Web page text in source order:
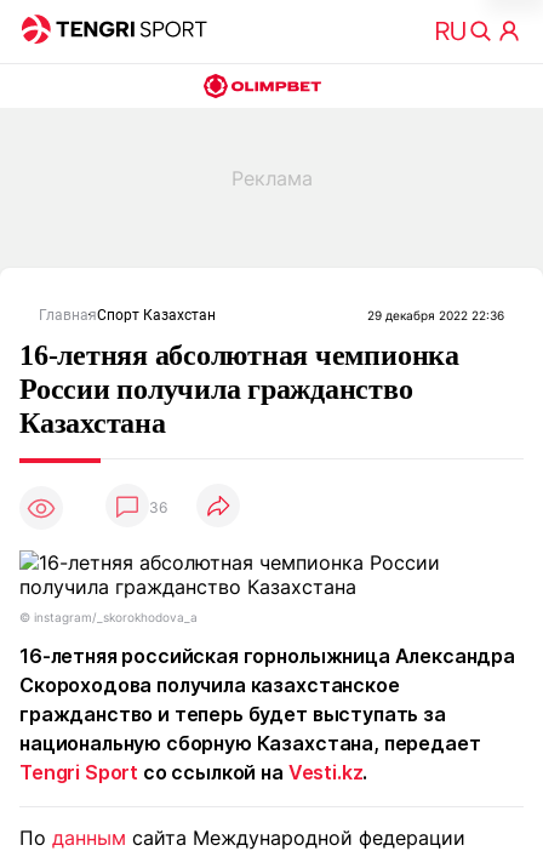
ГлавнаяСпорт Казахстан 29 декабря 2022 22:36
16-летняя абсолютная чемпионка
России получила гражданство
Казахстана
36
© instagram/_skorokhodova_a
16-летняя российская горнолыжница Александра
Скороходова получила казахстанское
гражданство и теперь будет выступать за
национальную сборную Казахстана, передает
Tengri Sport со ссылкой на Vesti.kz.
По данным сайта Международной федерации